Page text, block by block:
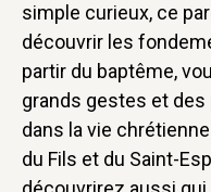
simple curieux, ce
découvrir les
partir du baptême,
grands gestes et
dans la vie
du Fils et du Saint-